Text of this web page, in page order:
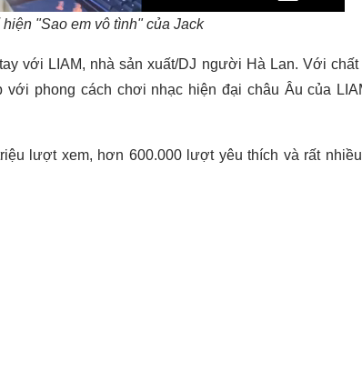
"Sao em vô tình" của Jack
với LIAM, nhà sản xuất/DJ người Hà Lan. Với chất
phong cách chơi nhạc hiện đại châu Âu của
lượt xem, hơn 600.000 lượt yêu thích và rất